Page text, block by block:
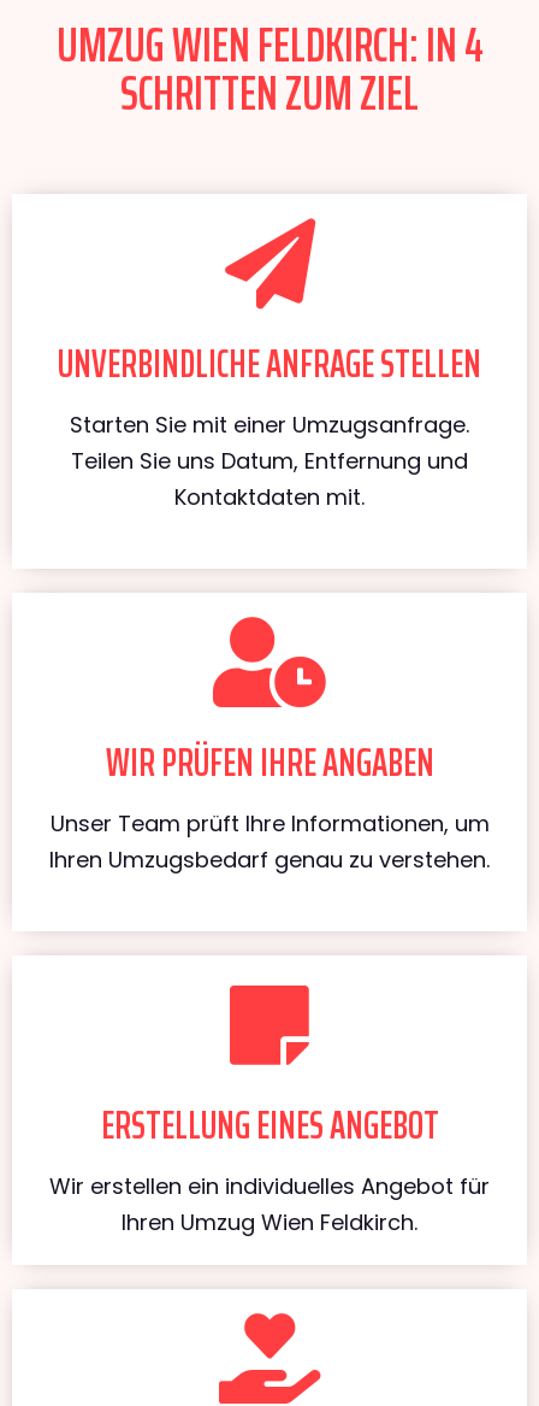
UMZUG WIEN FELDKIRCH: IN 4
SCHRITTEN ZUM ZIEL
UNVERBINDLICHE ANFRAGE STELLEN
Starten Sie mit einer Umzugsanfrage.
Teilen Sie uns Datum, Entfernung und
Kontaktdaten mit.
WIR PRÜFEN IHRE ANGABEN
Unser Team prüft Ihre Informationen, um
Ihren Umzugsbedarf genau zu verstehen.
ERSTELLUNG EINES ANGEBOT
Wir erstellen ein individuelles Angebot für
Ihren Umzug Wien Feldkirch.